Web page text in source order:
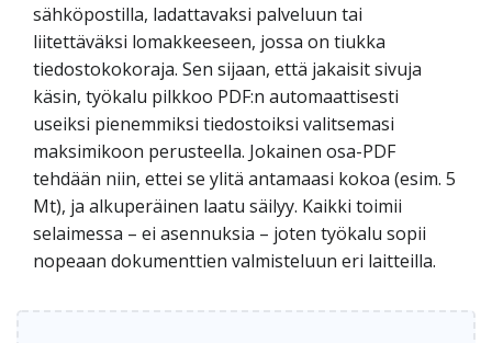
sähköpostilla, ladattavaksi palveluun tai
liitettäväksi lomakkeeseen, jossa on tiukka
tiedostokokoraja. Sen sijaan, että jakaisit sivuja
käsin, työkalu pilkkoo PDF:n automaattisesti
useiksi pienemmiksi tiedostoiksi valitsemasi
maksimikoon perusteella. Jokainen osa-PDF
tehdään niin, ettei se ylitä antamaasi kokoa (esim. 5
Mt), ja alkuperäinen laatu säilyy. Kaikki toimii
selaimessa – ei asennuksia – joten työkalu sopii
nopeaan dokumenttien valmisteluun eri laitteilla.